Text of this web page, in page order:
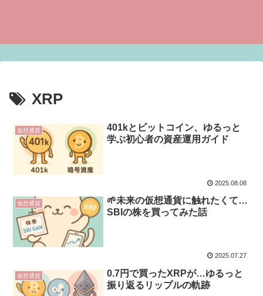
XRP
仮想通貨
401kとビットコイン、ゆるっと
学ぶ初心者の資産運用ガイド
2025.08.08
仮想通貨
🌱未来の仮想通貨に触れたくて…
SBIの株を買ってみた話
2025.07.27
仮想通貨
0.7円で買ったXRPが…ゆるっと
振り返るリップルの軌跡